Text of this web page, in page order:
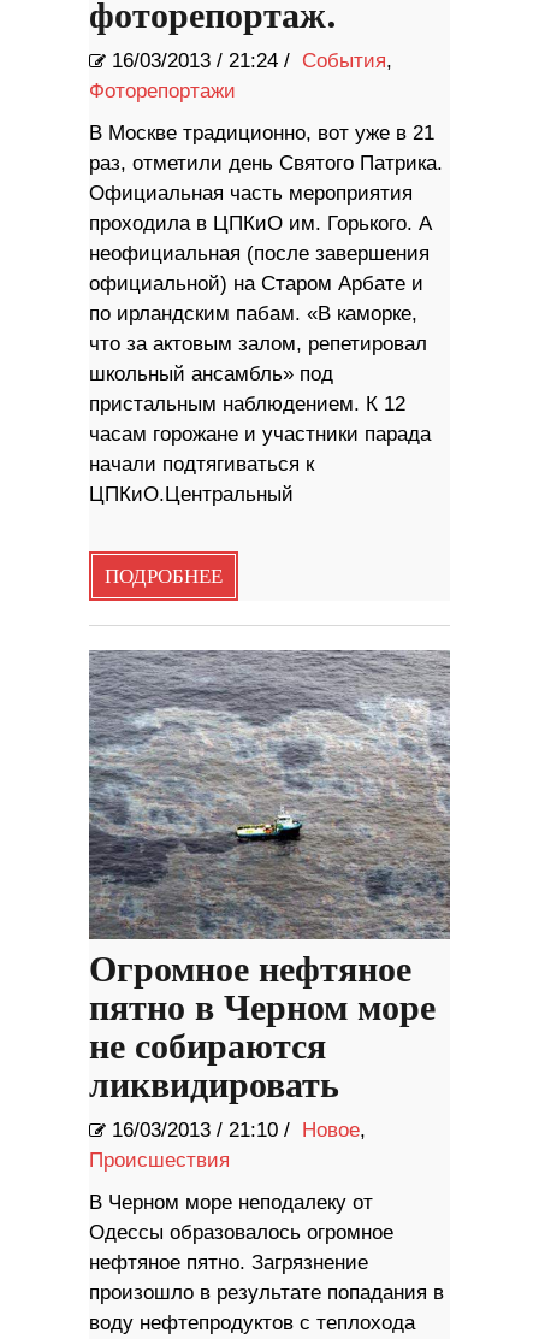
фоторепортаж.
16/03/2013 / 21:24 / События,
Фоторепортажи
В Москве традиционно, вот уже в 21
раз, отметили день Святого Патрика.
Официальная часть мероприятия
проходила в ЦПКиО им. Горького. А
неофициальная (после завершения
официальной) на Старом Арбате и
по ирландским пабам. «В каморке,
что за актовым залом, репетировал
школьный ансамбль» под
пристальным наблюдением. К 12
часам горожане и участники парада
начали подтягиваться к
ЦПКиО.Центральный
ПОДРОБНЕЕ
Огромное нефтяное
пятно в Черном море
не собираются
ликвидировать
16/03/2013 / 21:10 / Новое,
Происшествия
В Черном море неподалеку от
Одессы образовалось огромное
нефтяное пятно. Загрязнение
произошло в результате попадания в
воду нефтепродуктов с теплохода